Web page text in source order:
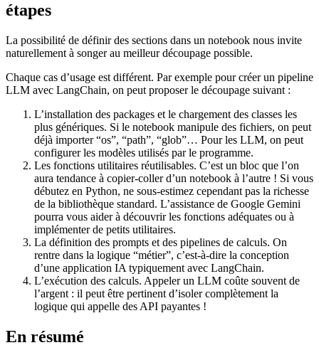
étapes
La possibilité de définir des sections dans un notebook nous invite
naturellement à songer au meilleur découpage possible.
Chaque cas d’usage est différent. Par exemple pour créer un pipeline
LLM avec LangChain, on peut proposer le découpage suivant :
L’installation des packages et le chargement des classes les
plus génériques. Si le notebook manipule des fichiers, on peut
déjà importer “os”, “path”, “glob”… Pour les LLM, on peut
configurer les modèles utilisés par le programme.
Les fonctions utilitaires réutilisables. C’est un bloc que l’on
aura tendance à copier-coller d’un notebook à l’autre ! Si vous
débutez en Python, ne sous-estimez cependant pas la richesse
de la bibliothèque standard. L’assistance de Google Gemini
pourra vous aider à découvrir les fonctions adéquates ou à
implémenter de petits utilitaires.
La définition des prompts et des pipelines de calculs. On
rentre dans la logique “métier”, c’est-à-dire la conception
d’une application IA typiquement avec LangChain.
L’exécution des calculs. Appeler un LLM coûte souvent de
l’argent : il peut être pertinent d’isoler complètement la
logique qui appelle des API payantes !
En résumé